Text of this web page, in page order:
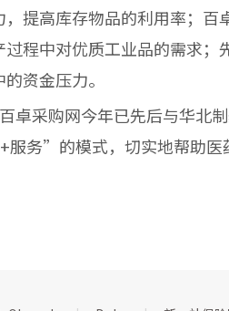
提高库存物品的利用率；百
程中对优质工业品的需求；
资金压力。
采购网今年已先后与华北
务”的模式，切实地帮助医